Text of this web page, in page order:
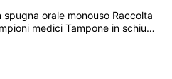
spugna orale monouso Raccolta
medici Tampone in schiuma